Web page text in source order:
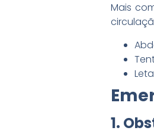
Mais
1.